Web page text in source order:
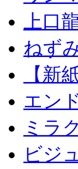
上口
ねず
【新
エン
ミラ
ビジ